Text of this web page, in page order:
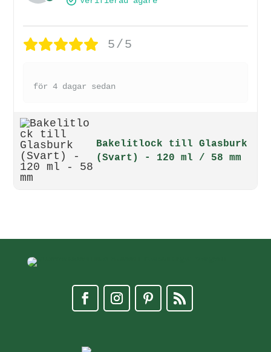
5/5
för 4 dagar sedan
Bakelitlock till Glasburk
(Svart) - 120 ml / 58 mm